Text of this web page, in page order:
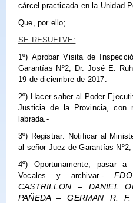
cárcel practicada en la Unidad
Que, por ello;
SE RESUELVE:
1º)AprobarVisita de
Garantías Nº2, Dr. José E.
19 de diciembre de 2017.-
2º) Hacer saberal Poder
Justicia de la Provincia, con
labrada.-
3º) Registrar. Notificaral
al señor Juez de Garantías
4º) Oportunamente, pasara
Vocales y archivar.-
CASTRILLON – DANIEL
PAÑEDA – GERMAN R.